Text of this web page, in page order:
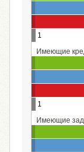
1
Имеющие
1
Имеющие